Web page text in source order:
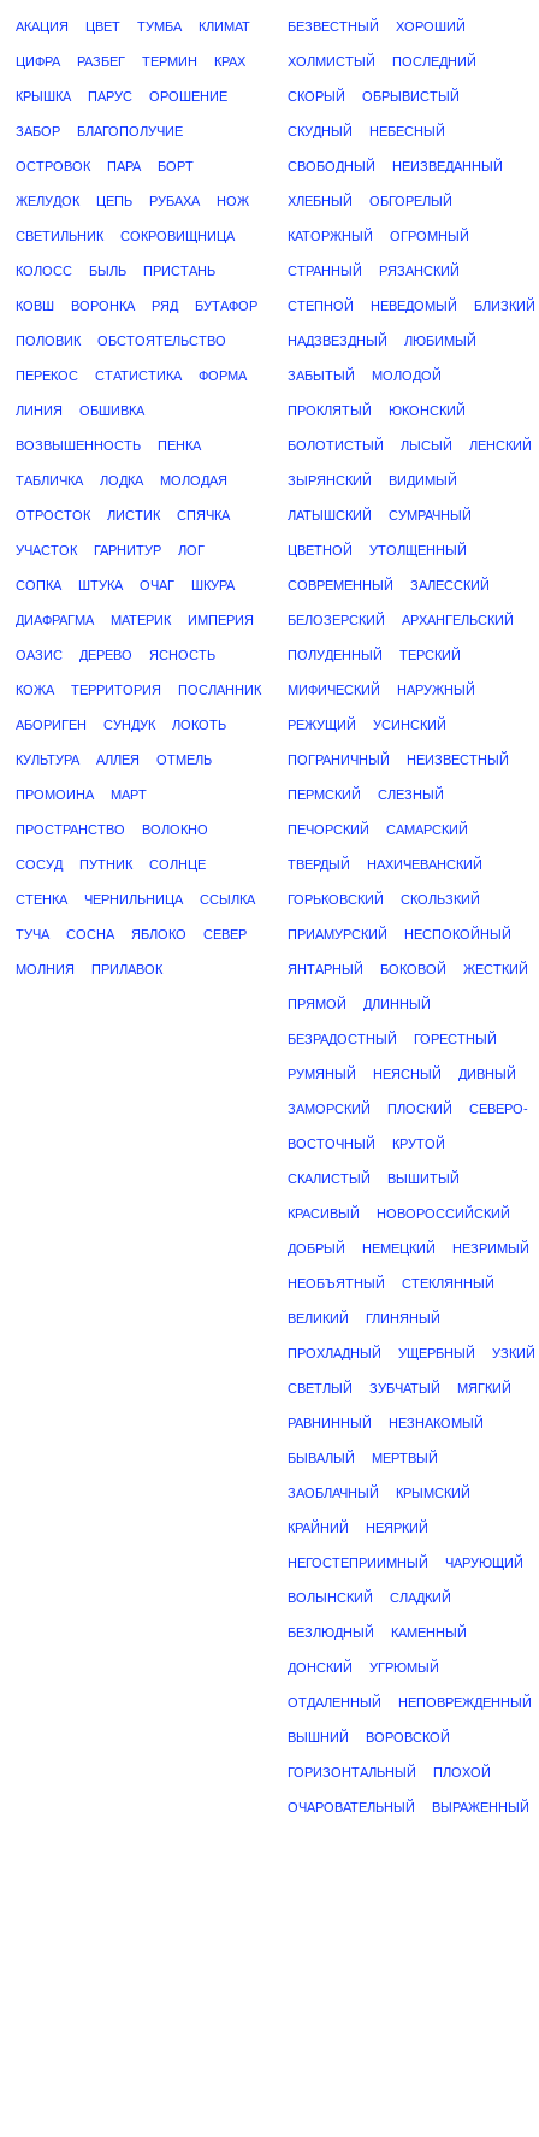
АКАЦИЯ ЦВЕТ ТУМБА КЛИМАТ
ЦИФРА РАЗБЕГ ТЕРМИН КРАХ
КРЫШКА ПАРУС ОРОШЕНИЕ
ЗАБОР БЛАГОПОЛУЧИЕ
ОСТРОВОК ПАРА БОРТ
ЖЕЛУДОК ЦЕПЬ РУБАХА НОЖ
СВЕТИЛЬНИК СОКРОВИЩНИЦА
КОЛОСС БЫЛЬ ПРИСТАНЬ
КОВШ ВОРОНКА РЯД БУТАФОР
ПОЛОВИК ОБСТОЯТЕЛЬСТВО
ПЕРЕКОС СТАТИСТИКА ФОРМА
ЛИНИЯ ОБШИВКА
ВОЗВЫШЕННОСТЬ ПЕНКА
ТАБЛИЧКА ЛОДКА МОЛОДАЯ
ОТРОСТОК ЛИСТИК СПЯЧКА
УЧАСТОК ГАРНИТУР ЛОГ
СОПКА ШТУКА ОЧАГ ШКУРА
ДИАФРАГМА МАТЕРИК ИМПЕРИЯ
ОАЗИС ДЕРЕВО ЯСНОСТЬ
КОЖА ТЕРРИТОРИЯ ПОСЛАННИК
АБОРИГЕН СУНДУК ЛОКОТЬ
КУЛЬТУРА АЛЛЕЯ ОТМЕЛЬ
ПРОМОИНА МАРТ
ПРОСТРАНСТВО ВОЛОКНО
СОСУД ПУТНИК СОЛНЦЕ
СТЕНКА ЧЕРНИЛЬНИЦА ССЫЛКА
ТУЧА СОСНА ЯБЛОКО СЕВЕР
МОЛНИЯ ПРИЛАВОК
БЕЗВЕСТНЫЙ ХОРОШИЙ
ХОЛМИСТЫЙ ПОСЛЕДНИЙ
СКОРЫЙ ОБРЫВИСТЫЙ
СКУДНЫЙ НЕБЕСНЫЙ
СВОБОДНЫЙ НЕИЗВЕДАННЫЙ
ХЛЕБНЫЙ ОБГОРЕЛЫЙ
КАТОРЖНЫЙ ОГРОМНЫЙ
СТРАННЫЙ РЯЗАНСКИЙ
СТЕПНОЙ НЕВЕДОМЫЙ БЛИЗКИЙ
НАДЗВЕЗДНЫЙ ЛЮБИМЫЙ
ЗАБЫТЫЙ МОЛОДОЙ
ПРОКЛЯТЫЙ ЮКОНСКИЙ
БОЛОТИСТЫЙ ЛЫСЫЙ ЛЕНСКИЙ
ЗЫРЯНСКИЙ ВИДИМЫЙ
ЛАТЫШСКИЙ СУМРАЧНЫЙ
ЦВЕТНОЙ УТОЛЩЕННЫЙ
СОВРЕМЕННЫЙ ЗАЛЕССКИЙ
БЕЛОЗЕРСКИЙ АРХАНГЕЛЬСКИЙ
ПОЛУДЕННЫЙ ТЕРСКИЙ
МИФИЧЕСКИЙ НАРУЖНЫЙ
РЕЖУЩИЙ УСИНСКИЙ
ПОГРАНИЧНЫЙ НЕИЗВЕСТНЫЙ
ПЕРМСКИЙ СЛЕЗНЫЙ
ПЕЧОРСКИЙ САМАРСКИЙ
ТВЕРДЫЙ НАХИЧЕВАНСКИЙ
ГОРЬКОВСКИЙ СКОЛЬЗКИЙ
ПРИАМУРСКИЙ НЕСПОКОЙНЫЙ
ЯНТАРНЫЙ БОКОВОЙ ЖЕСТКИЙ
ПРЯМОЙ ДЛИННЫЙ
БЕЗРАДОСТНЫЙ ГОРЕСТНЫЙ
РУМЯНЫЙ НЕЯСНЫЙ ДИВНЫЙ
ЗАМОРСКИЙ ПЛОСКИЙ СЕВЕРО-
ВОСТОЧНЫЙ КРУТОЙ
СКАЛИСТЫЙ ВЫШИТЫЙ
КРАСИВЫЙ НОВОРОССИЙСКИЙ
ДОБРЫЙ НЕМЕЦКИЙ НЕЗРИМЫЙ
НЕОБЪЯТНЫЙ СТЕКЛЯННЫЙ
ВЕЛИКИЙ ГЛИНЯНЫЙ
ПРОХЛАДНЫЙ УЩЕРБНЫЙ УЗКИЙ
СВЕТЛЫЙ ЗУБЧАТЫЙ МЯГКИЙ
РАВНИННЫЙ НЕЗНАКОМЫЙ
БЫВАЛЫЙ МЕРТВЫЙ
ЗАОБЛАЧНЫЙ КРЫМСКИЙ
КРАЙНИЙ НЕЯРКИЙ
НЕГОСТЕПРИИМНЫЙ ЧАРУЮЩИЙ
ВОЛЫНСКИЙ СЛАДКИЙ
БЕЗЛЮДНЫЙ КАМЕННЫЙ
ДОНСКИЙ УГРЮМЫЙ
ОТДАЛЕННЫЙ НЕПОВРЕЖДЕННЫЙ
ВЫШНИЙ ВОРОВСКОЙ
ГОРИЗОНТАЛЬНЫЙ ПЛОХОЙ
ОЧАРОВАТЕЛЬНЫЙ ВЫРАЖЕННЫЙ